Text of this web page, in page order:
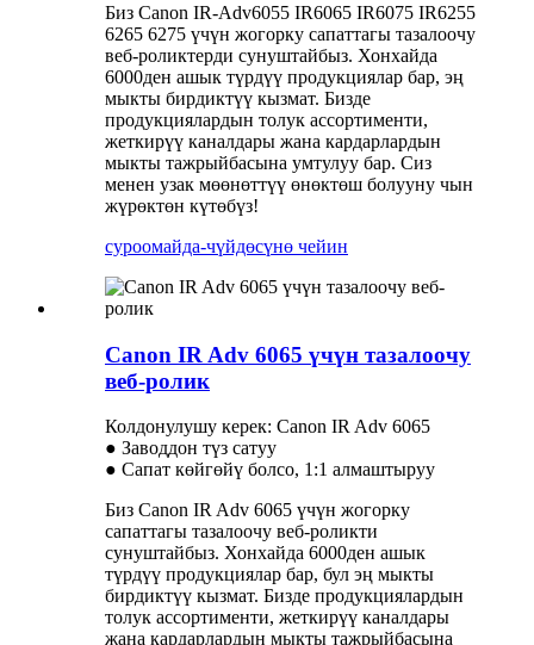
Биз Canon IR-Adv6055 IR6065 IR6075 IR6255
6265 6275 үчүн жогорку сапаттагы тазалоочу
веб-роликтерди сунуштайбыз. Хонхайда
6000ден ашык түрдүү продукциялар бар, эң
мыкты бирдиктүү кызмат. Бизде
продукциялардын толук ассортименти,
жеткирүү каналдары жана кардарлардын
мыкты тажрыйбасына умтулуу бар. Сиз
менен узак мөөнөттүү өнөктөш болууну чын
жүрөктөн күтөбүз!
суроомайда-чүйдөсүнө чейин
Canon IR Adv 6065 үчүн тазалоочу
веб-ролик
Колдонулушу керек: Canon IR Adv 6065
● Заводдон түз сатуу
● Сапат көйгөйү болсо, 1:1 алмаштыруу
Биз Canon IR Adv 6065 үчүн жогорку
сапаттагы тазалоочу веб-роликти
сунуштайбыз. Хонхайда 6000ден ашык
түрдүү продукциялар бар, бул эң мыкты
бирдиктүү кызмат. Бизде продукциялардын
толук ассортименти, жеткирүү каналдары
жана кардарлардын мыкты тажрыйбасына